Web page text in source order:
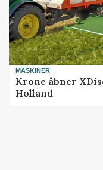
MASKINER
Krone åbner
Holland